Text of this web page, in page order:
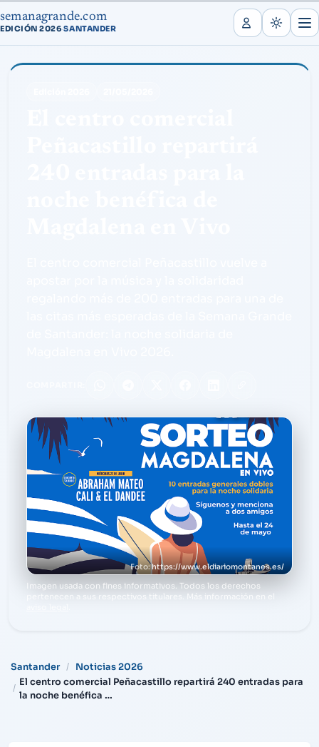
semanagrande.com
EDICIÓN 2026·SANTANDER
https://www.eldiariomontanes.es/
Imagen usada con fines informativos. Todos los derechos
pertenecen a sus respectivos titulares. Más información en el
Santander
Noticias 2026
El centro comercial Peñacastillo repartirá 240 entradas para
la noche benéfica …